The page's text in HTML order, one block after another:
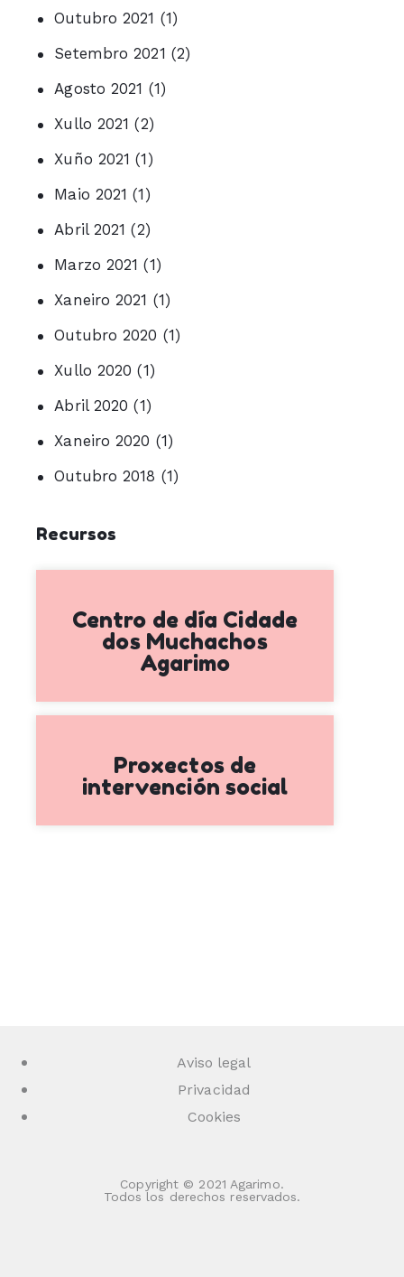
Outubro 2021 (1)
Setembro 2021 (2)
Agosto 2021 (1)
Xullo 2021 (2)
Xuño 2021 (1)
Maio 2021 (1)
Abril 2021 (2)
Marzo 2021 (1)
Xaneiro 2021 (1)
Outubro 2020 (1)
Xullo 2020 (1)
Abril 2020 (1)
Xaneiro 2020 (1)
Outubro 2018 (1)
Recursos
Centro de día Cidade
dos Muchachos
Agarimo
Proxectos de
intervención social
Copyright © 2021 Agarimo.
Todos los derechos reservados.
Aviso legal
Privacidad
Cookies